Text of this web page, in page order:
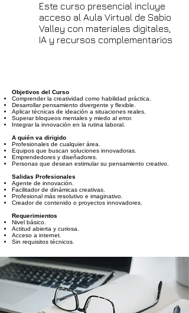
Este curso presencial incluye
acceso al Aula Virtual de Sabio
Valley con materiales digitales,
IA y recursos complementarios
Objetivos del Curso
Comprender la creatividad como habilidad práctica.
Desarrollar pensamiento divergente y flexible.
Aplicar técnicas de ideación a situaciones reales.
Superar bloqueos mentales y miedo al error.
Integrar la innovación en la rutina laboral.
A quién va dirigido
Profesionales de cualquier área.
Equipos que buscan soluciones innovadoras.
Emprendedores y diseñadores.
Personas que desean estimular su pensamiento creativo.
Salidas Profesionales
Agente de innovación.
Facilitador de dinámicas creativas.
Profesional más resolutivo e imaginativo.
Creador de contenido o proyectos innovadores.
Requerimientos
Nivel básico.
Actitud abierta y curiosa.
Acceso a internet.
Sin requisitos técnicos.